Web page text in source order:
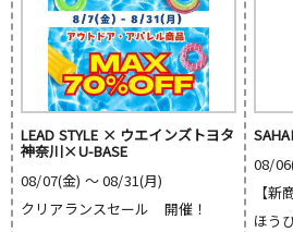
LEAD STYLE × ウエインズトヨタ
神奈川×U-BASE
08/07(金) 〜 08/31(月)
クリアランスセール 開催！
08/
【
ほう